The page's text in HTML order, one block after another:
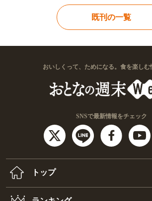
既刊の一覧
おいしくって、ためになる。食を楽しむ
SNSで最新情報をチェック
トップ